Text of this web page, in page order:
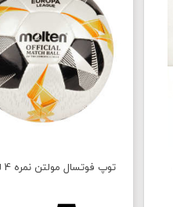
توپ فوتسال مولتن نمره 4 لیگ اروپا